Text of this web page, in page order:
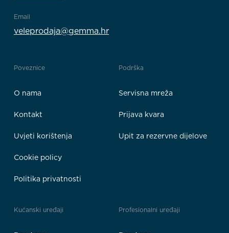
Email
veleprodaja@gemma.hr
Poveznice
O nama
Kontakt
Uvjeti korištenja
Cookie policy
Politika privatnosti
Podrška
Servisna mreža
Prijava kvara
Upit za rezervne dijelove
Kućanski uređaji Profesionalni uređaji